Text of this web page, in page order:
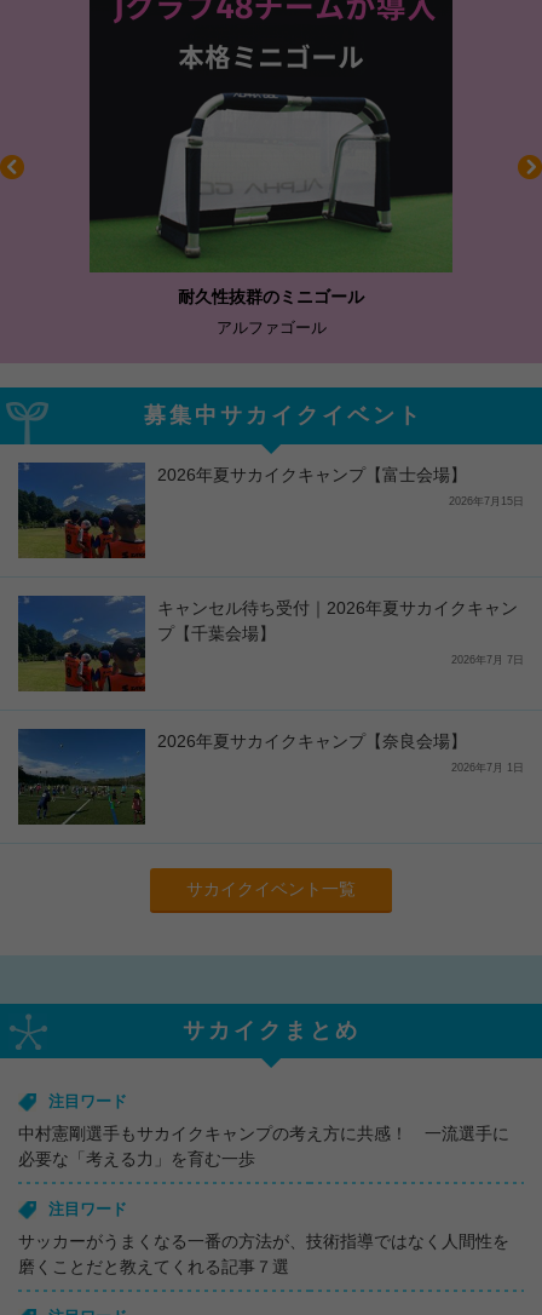
耐久性抜群のミニゴール
アルファゴール
募集中サカイクイベント
2026年夏サカイクキャンプ【富士会場】
2026年7月15日
キャンセル待ち受付｜2026年夏サカイクキャン
プ【千葉会場】
2026年7月 7日
2026年夏サカイクキャンプ【奈良会場】
2026年7月 1日
サカイクイベント一覧
サカイクまとめ
注目ワード
中村憲剛選手もサカイクキャンプの考え方に共感！ 一流選手に
必要な「考える力」を育む一歩
注目ワード
サッカーがうまくなる一番の方法が、技術指導ではなく人間性を
磨くことだと教えてくれる記事７選